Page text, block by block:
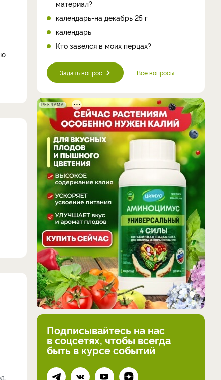
материал?
календарь-на декабрь 25 г
календарь
Кто завелся в моих перцах?
Задать вопрос Все вопросы
РЕКЛАМА
Подписывайтесь на нас
в соцсетях, чтобы всегда
быть в курсе событий